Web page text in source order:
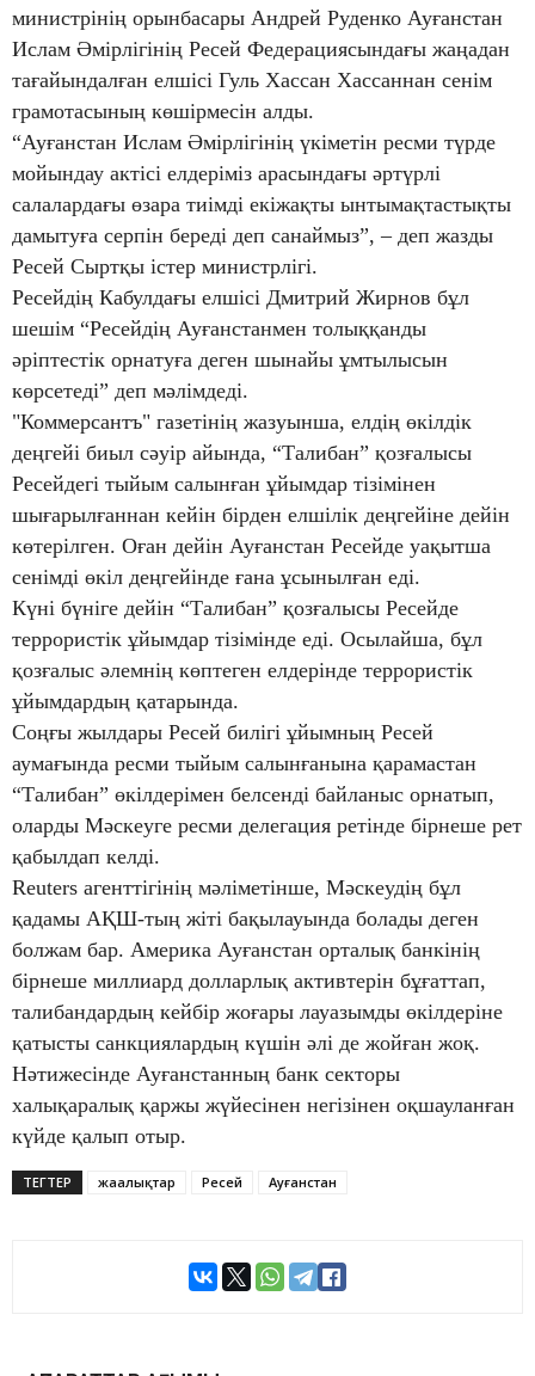
министрінің орынбасары Андрей Руденко Ауғанстан
Ислам Әмірлігінің Ресей Федерациясындағы жаңадан
тағайындалған елшісі Гуль Хассан Хассаннан сенім
грамотасының көшірмесін алды.
“Ауғанстан Ислам Әмірлігінің үкіметін ресми түрде
мойындау актісі елдеріміз арасындағы әртүрлі
салалардағы өзара тиімді екіжақты ынтымақтастықты
дамытуға серпін береді деп санаймыз”, – деп жазды
Ресей Сыртқы істер министрлігі.
Ресейдің Кабулдағы елшісі Дмитрий Жирнов бұл
шешім “Ресейдің Ауғанстанмен толыққанды
әріптестік орнатуға деген шынайы ұмтылысын
көрсетеді” деп мәлімдеді.
"Коммерсантъ" газетінің жазуынша, елдің өкілдік
деңгейі биыл сәуір айында, “Талибан” қозғалысы
Ресейдегі тыйым салынған ұйымдар тізімінен
шығарылғаннан кейін бірден елшілік деңгейіне дейін
көтерілген. Оған дейін Ауғанстан Ресейде уақытша
сенімді өкіл деңгейінде ғана ұсынылған еді.
Күні бүніге дейін “Талибан” қозғалысы Ресейде
террористік ұйымдар тізімінде еді. Осылайша, бұл
қозғалыс әлемнің көптеген елдерінде террористік
ұйымдардың қатарында.
Соңғы жылдары Ресей билігі ұйымның Ресей
аумағында ресми тыйым салынғанына қарамастан
“Талибан” өкілдерімен белсенді байланыс орнатып,
оларды Мәскеуге ресми делегация ретінде бірнеше рет
қабылдап келді.
Reuters агенттігінің мәліметінше, Мәскеудің бұл
қадамы АҚШ-тың жіті бақылауында болады деген
болжам бар. Америка Ауғанстан орталық банкінің
бірнеше миллиард долларлық активтерін бұғаттап,
талибандардың кейбір жоғары лауазымды өкілдеріне
қатысты санкциялардың күшін әлі де жойған жоқ.
Нәтижесінде Ауғанстанның банк секторы
халықаралық қаржы жүйесінен негізінен оқшауланған
күйде қалып отыр.
ТЕГТЕР жаңалықтар Ресей Ауғанстан